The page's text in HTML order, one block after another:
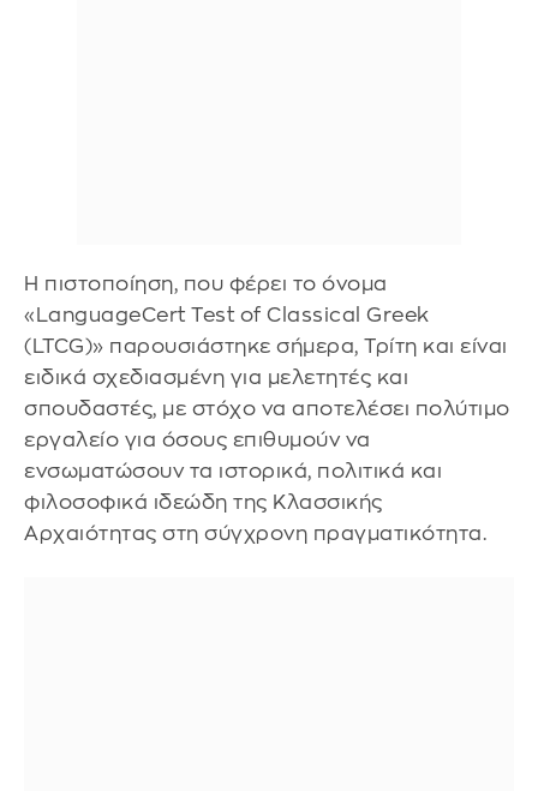
Η πιστοποίηση, που φέρει το όνομα
«LanguageCert Test of Classical Greek
(LTCG)» παρουσιάστηκε σήμερα, Τρίτη και είναι
ειδικά σχεδιασμένη για μελετητές και
σπουδαστές, με στόχο να αποτελέσει πολύτιμο
εργαλείο για όσους επιθυμούν να
ενσωματώσουν τα ιστορικά, πολιτικά και
φιλοσοφικά ιδεώδη της Κλασσικής
Αρχαιότητας στη σύγχρονη πραγματικότητα.